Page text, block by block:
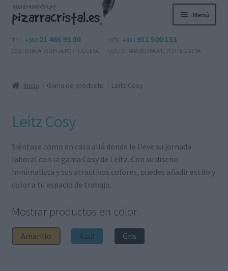
Ir
a
navegación
Ir
al
Menú
Productos
el
Mi cuenta
Español
menú
TEL. +351 21 466 93 00
COSTO PARA RED FIJA PORTUGUESA
MÓV. +351 911 500 133
COSTO PARA RED MÓVIL PORTUGUESA
Inicio Gama de producto Leitz Cosy
Leitz Cosy
Siéntase como en casa allá donde le lleve su jornada
laboral con la gama Cosy de Leitz. Con su diseño
minimalista y sus atractivos colores, puedes añadir estilo y
color a tu espacio de trabajo.
Mostrar productos en color
Amarillo Azul Gris